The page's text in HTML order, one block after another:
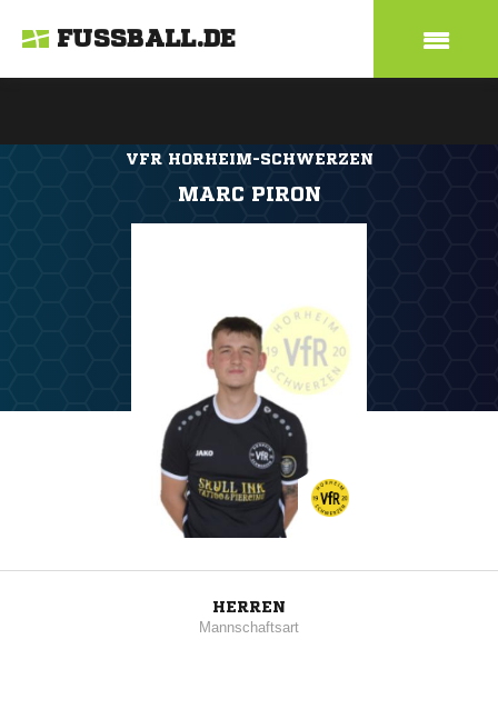
FUSSBALL.DE
VFR HORHEIM-SCHWERZEN
MARC PIRON
HERREN
Mannschaftsart